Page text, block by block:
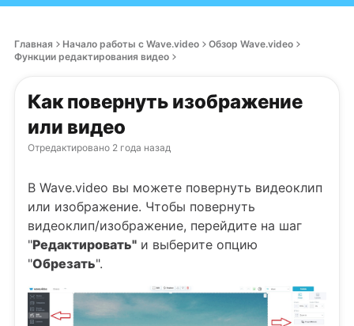
Главная Начало работы с Wave.video
Обзор Wave.video
Функции редактирования видео
Как повернуть изображение
или видео
Отредактировано 2 года назад
В Wave.video вы можете повернуть видеоклип
или изображение. Чтобы повернуть
видеоклип/изображение, перейдите на шаг
"Редактировать" и выберите опцию
"Обрезать".